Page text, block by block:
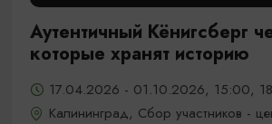
Аутентичный Кёнигсберг
которые хранят историю
17.04.2026 - 01.10.2026, 15:00,
Калининград, Сбор участников -